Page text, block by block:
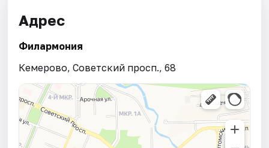
Адрес
Филармония
Кемерово, Советский просп., 68